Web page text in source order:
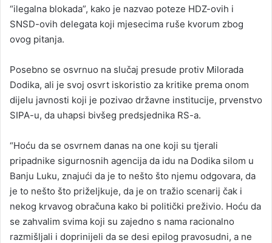
“ilegalna blokada”, kako je nazvao poteze HDZ-ovih i
SNSD-ovih delegata koji mjesecima ruše kvorum zbog
ovog pitanja.
Posebno se osvrnuo na slučaj presude protiv Milorada
Dodika, ali je svoj osvrt iskoristio za kritike prema onom
dijelu javnosti koji je pozivao državne institucije, prvenstvo
SIPA-u, da uhapsi bivšeg predsjednika RS-a.
“Hoću da se osvrnem danas na one koji su tjerali
pripadnike sigurnosnih agencija da idu na Dodika silom u
Banju Luku, znajući da je to nešto što njemu odgovara, da
je to nešto što priželjkuje, da je on tražio scenarij čak i
nekog krvavog obračuna kako bi politički preživio. Hoću da
se zahvalim svima koji su zajedno s nama racionalno
razmišljali i doprinijeli da se desi epilog pravosudni, a ne